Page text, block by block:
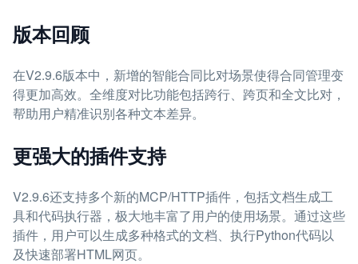
版本回顾
在V2.9.6版本中，新增的智能合同比对场景使得合同管理变
得更加高效。全维度对比功能包括跨行、跨页和全文比对，
帮助用户精准识别各种文本差异。
更强大的插件支持
V2.9.6还支持多个新的MCP/HTTP插件，包括文档生成工
具和代码执行器，极大地丰富了用户的使用场景。通过这些
插件，用户可以生成多种格式的文档、执行Python代码以
及快速部署HTML网页。